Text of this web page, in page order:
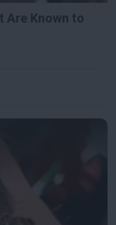
Are Known to